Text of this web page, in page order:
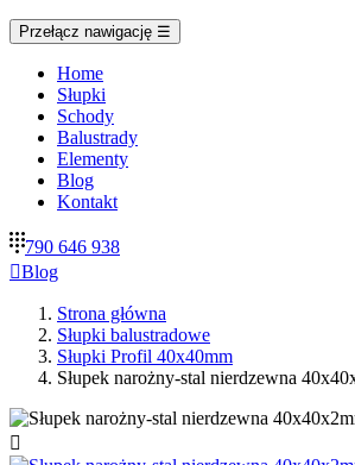
Przełącz nawigację ☰
Home
Słupki
Schody
Balustrady
Elementy
Blog
Kontakt
790 646 938
Blog
Strona główna
Słupki balustradowe
Słupki Profil 40x40mm
Słupek narożny-stal nierdzewna
